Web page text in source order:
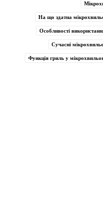
На що здатна
Особливості
Сучасні
Функція гриль у